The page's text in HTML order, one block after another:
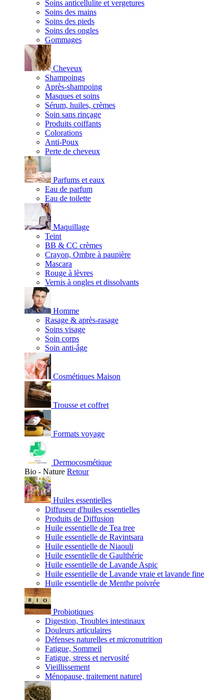
Soins anticellulite et vergetures
Soins des mains
Soins des pieds
Soins des ongles
Gommages
Cheveux
Shampoings
Après-shampoing
Masques et soins
Sérum, huiles, crèmes
Soin sans rinçage
Produits coiffants
Colorations
Anti-Poux
Perte de cheveux
Parfums et eaux
Eau de parfum
Eau de toilette
Maquillage
Teint
BB & CC crèmes
Crayon, Ombre à paupière
Mascara
Rouge à lèvres
Vernis à ongles et dissolvants
Homme
Rasage & après-rasage
Soins visage
Soin corps
Soin anti-âge
Cosmétiques Maison
Trousse et coffret
Formats voyage
Dermocosmétique
Bio - Nature Retour
Huiles essentielles
Diffuseur d'huiles essentielles
Produits de Diffusion
Huile essentielle de Tea tree
Huile essentielle de Ravintsara
Huile essentielle de Niaouli
Huile essentielle de Gaulthérie
Huile essentielle de Lavande Aspic
Huile essentielle de Lavande vraie et lavande fine
Huile essentielle de Menthe poivrée
Probiotiques
Digestion, Troubles intestinaux
Douleurs articulaires
Défenses naturelles et micronutrition
Fatigue, Sommeil
Fatigue, stress et nervosité
Vieillissement
Ménopause, traitement naturel